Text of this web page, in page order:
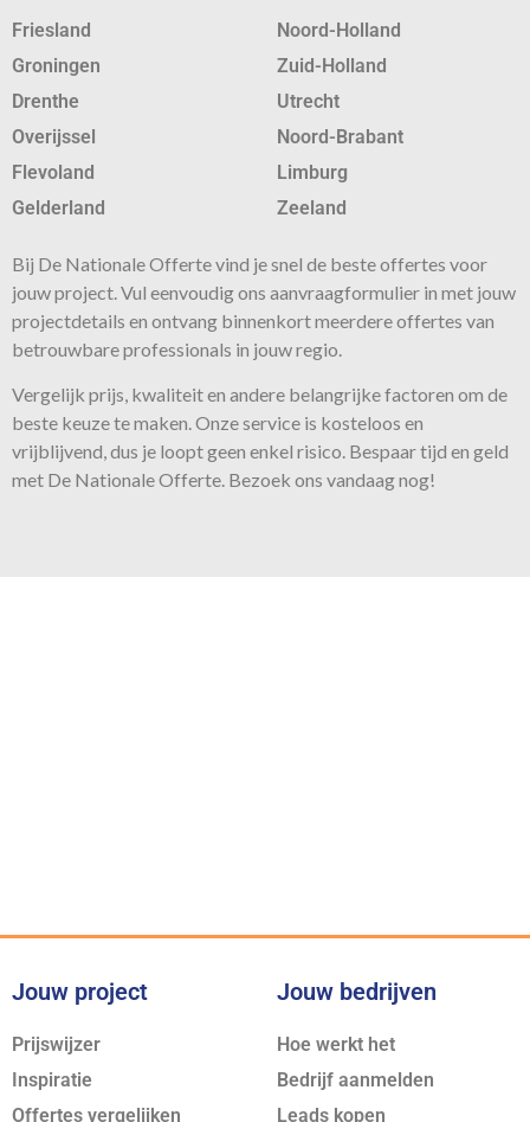
Friesland
Groningen
Drenthe
Overijssel
Flevoland
Gelderland
Noord-Holland
Zuid-Holland
Utrecht
Noord-Brabant
Limburg
Zeeland
Bij De Nationale Offerte vind je snel de besteoffertes voor
jouw project. Vul eenvoudig ons aanvraagformulier in met jouw
projectdetails en ontvang binnenkort meerdere offertes van
betrouwbare professionals in jouw regio.
Vergelijk prijs, kwaliteit en andere belangrijke factoren om de
beste keuze te maken. Onzeservice is kosteloos en
vrijblijvend, dus je loopt geen enkel risico. Bespaar tijd en geld
met De Nationale Offerte. Bezoek ons vandaag nog!
Jouw project
Prijswijzer
Inspiratie
Offertes vergelijken
Jouw bedrijven
Hoe werkt het
Bedrijf aanmelden
Leads kopen